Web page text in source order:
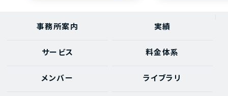
事務所案内 実績
サービス 料金体系
メンバー ライブラリ